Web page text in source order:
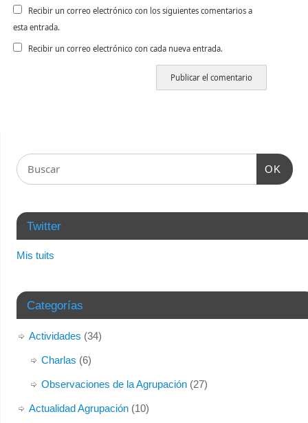
Recibir un correo electrónico con los siguientes comentarios a
esta entrada.
Recibir un correo electrónico con cada nueva entrada.
OK
Twitter
Mis tuits
Categorías
Actividades (34)
Charlas (6)
Observaciones de la Agrupación(27)
Actualidad Agrupación(10)